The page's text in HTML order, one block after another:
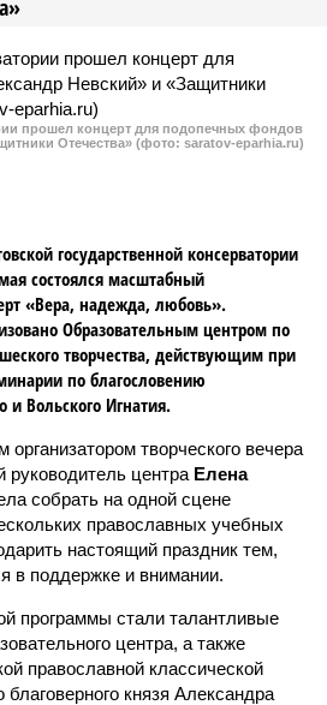
прошел концерт для подопечных фондов
Отечества» (фото: saratov-eparhia.ru)
государственной консерватории
состоялся масштабный
«Вера, надежда, любовь».
Образовательным центром по
творчества, действующим при
по благословению
и Вольского Игнатия.
творческого вечера
центра Елена
собрать на одной сцене
православных учебных
настоящий праздник тем,
в поддержке и внимании.
программы стали талантливые
центра, а также
православной классической
благоверного князя Александра